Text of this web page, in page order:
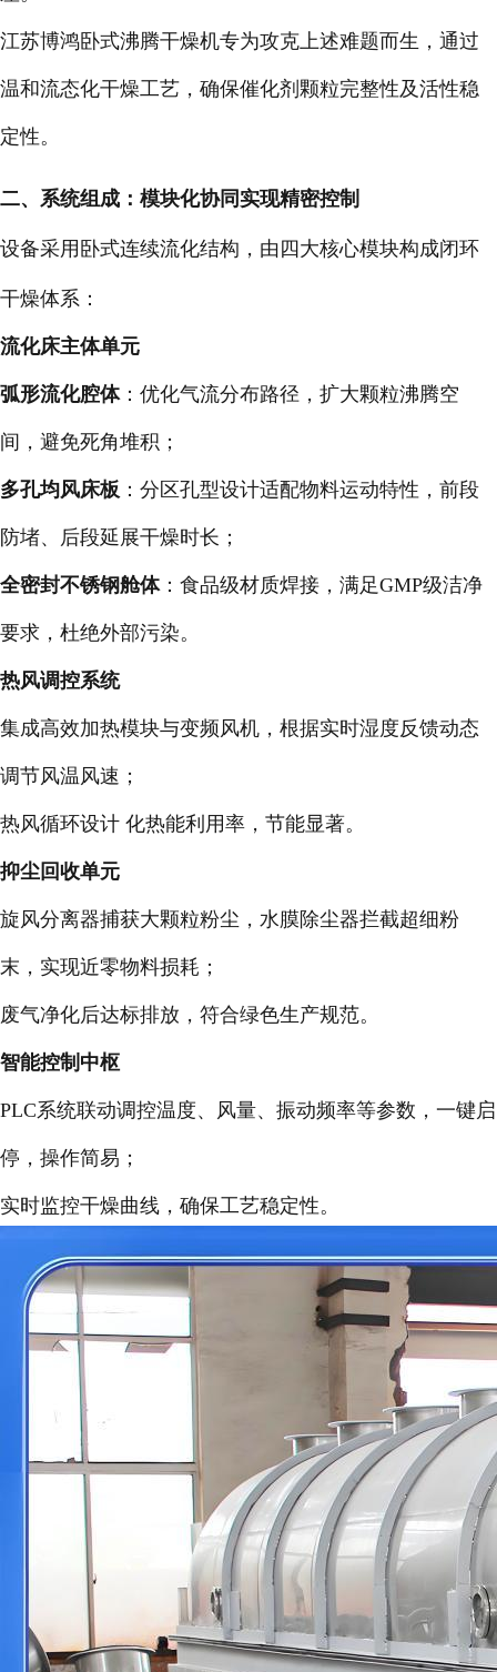
江苏博鸿卧式沸腾干燥机专为攻克上述难题而生，通过
温和流态化干燥工艺，确保催化剂颗粒完整性及活性稳
定性。
二、系统组成：模块化协同实现精密控制
设备采用卧式连续流化结构，由四大核心模块构成闭环
干燥体系：
流化床主体单元
弧形流化腔体：优化气流分布路径，扩大颗粒沸腾空
间，避免死角堆积；
多孔均风床板 ：分区孔型设计适配物料运动特性，前段
防堵、后段延展干燥时长；
全密封不锈钢舱体：食品级材质焊接，满足GMP级洁净
要求，杜绝外部污染。
热风调控系统
集成高效加热模块与变频风机，根据实时湿度反馈动态
调节风温风速；
热风循环设计 化热能利用率，节能显著。
抑尘回收单元
旋风分离器捕获大颗粒粉尘，水膜除尘器拦截超细粉
末，实现近零物料损耗；
废气净化后达标排放，符合绿色生产规范。
智能控制中枢
PLC系统联动调控温度、风量、振动频率等参数，一键启
停，操作简易；
实时监控干燥曲线，确保工艺稳定性。